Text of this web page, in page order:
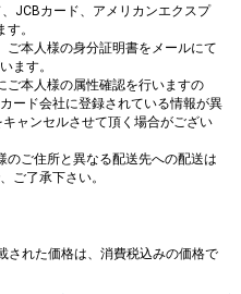
JCBカード、アメリカンエクスプ
。
ご本人様の身分証明書をメールにて
ます。
ご本人様の属性確認を行いますの
ード会社に登録されている情報が異
ャンセルさせて頂く場合がござい
のご住所と異なる配送先への配送は
ご了承下さい。
された価格は、消費税込みの価格で